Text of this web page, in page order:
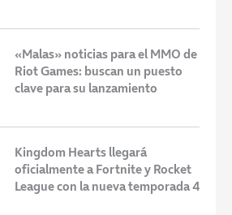
«Malas» noticias para el MMO de
Riot Games: buscan un puesto
clave para su lanzamiento
Kingdom Hearts llegará
oficialmente a Fortnite y Rocket
League con la nueva temporada 4